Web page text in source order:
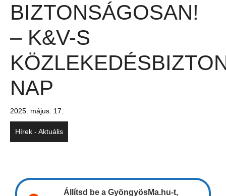
BIZTONSÁGOSAN!
– K&V-S
NAP
2025. május. 17.
Hírek - Aktuális
Állítsd be a GyöngyösMa.hu-t,